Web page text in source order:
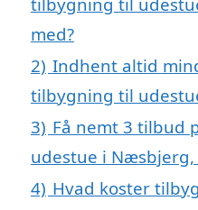
med?
2) Indhent altid
tilbygning til
3) Få nemt 3 tilbud
udestue i
4) Hvad koster